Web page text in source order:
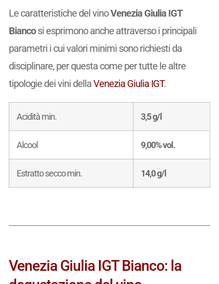
Le caratteristiche del vinoVenezia Giulia IGT
Biancosi esprimono anche attraverso i principali
parametri i cui valori minimi sono richiesti da
disciplinare, per questa come per tutte le altre
tipologie dei vini dellaVenezia Giulia IGT.
Acidità min. 3,5 g/l
Alcool 9,00% vol.
Estratto secco min. 14,0 g/l
Venezia Giulia IGT Bianco: la